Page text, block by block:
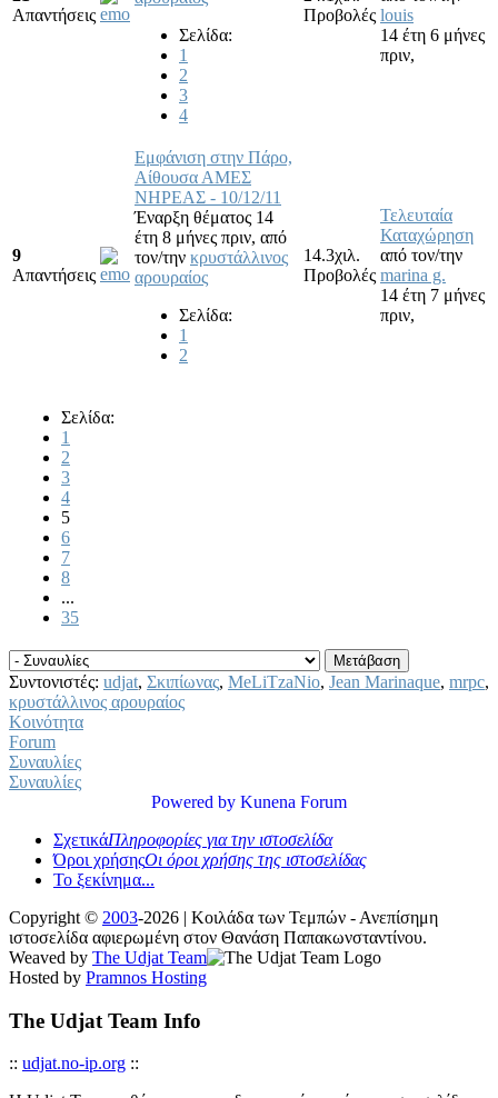
Απαντήσεις
Σελίδα:
1
2
3
4
Προβολές louis
14 έτη 6 μήνες
πριν,
9
Απαντήσεις
Εμφάνιση στην Πάρο,
Αίθουσα ΑΜΕΣ
ΝΗΡΕΑΣ - 10/12/11
Έναρξη θέματος 14
έτη 8 μήνες πριν, από
τον/την κρυστάλλινος
αρουραίος
Σελίδα:
1
2
14.3χιλ.
Προβολές
Τελευταία
Καταχώρηση
από τον/την
marina g.
14 έτη 7 μήνες
πριν,
Σελίδα:
1
2
3
4
5
6
7
8
...
35
Συντονιστές: udjat, Σκιπίωνας, MeLiTzaNio, Jean Marinaque, mrpc,
κρυστάλλινος αρουραίος
Κοινότητα
Forum
Συναυλίες
Συναυλίες
Powered by Kunena Forum
ΣχετικάΠληροφορίες για την ιστοσελίδα
Όροι χρήσηςΟι όροι χρήσης της ιστοσελίδας
Το ξεκίνημα...
Copyright © 2003-2026 | Κοιλάδα των Τεμπών - Ανεπίσημη
ιστοσελίδα αφιερωμένη στον Θανάση Παπακωνσταντίνου.
Weaved by The Udjat Team
Hosted by Pramnos Hosting
The Udjat Team Info
:: udjat.no-ip.org ::